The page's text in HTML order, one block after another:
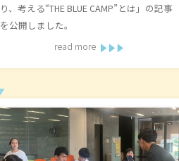
り、考える“THE BLUE CAMP”とは」の記事
を公開しました。
read more